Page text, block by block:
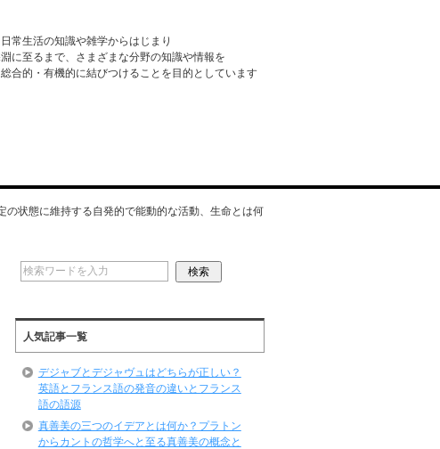
常生活の知識や雑学からはじまり
に至るまで、さまざまな分野の知識や情報を
合的・有機的に結びつけることを目的としています
状態に維持する自発的で能動的な活動、生命とは何
人気記事一覧
デジャブとデジャヴュはどちらが正しい？
英語とフランス語の発音の違いとフランス
語の語源
真善美の三つのイデアとは何か？プラトン
からカントの哲学へと至る真善美の概念と